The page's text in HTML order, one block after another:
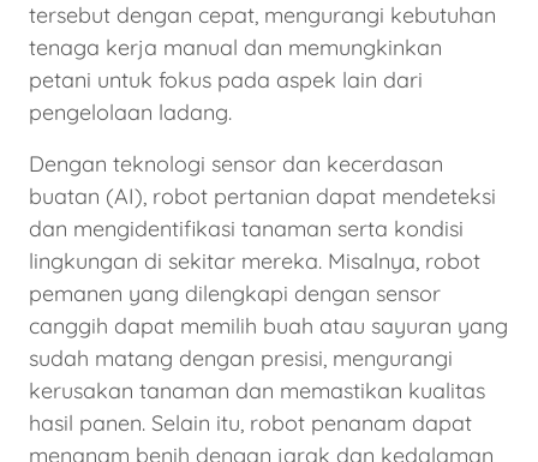
tersebut dengan cepat, mengurangi kebutuhan
tenaga kerja manual dan memungkinkan
petani untuk fokus pada aspek lain dari
pengelolaan ladang.
Dengan teknologi sensor dan kecerdasan
buatan (AI), robot pertanian dapat mendeteksi
dan mengidentifikasi tanaman serta kondisi
lingkungan di sekitar mereka. Misalnya, robot
pemanen yang dilengkapi dengan sensor
canggih dapat memilih buah atau sayuran yang
sudah matang dengan presisi, mengurangi
kerusakan tanaman dan memastikan kualitas
hasil panen. Selain itu, robot penanam dapat
menanam benih dengan jarak dan kedalaman